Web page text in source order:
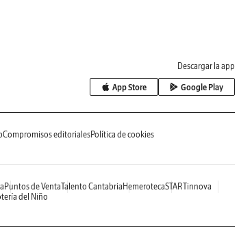
Descargar la app
App Store Google Play
Compromisos editorialesPolítica de cookies
Puntos de VentaTalento Cantabria HemerotecaSTARTinnova
del Niño